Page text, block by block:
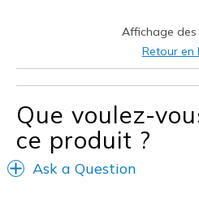
Width
Feels true to
Sizing
View On Shoes
Affichage des
Retour en
Que voulez-
ce produit ?
Ask a Question